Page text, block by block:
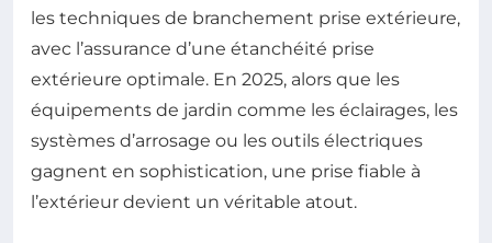
les techniques de branchement prise extérieure,
avec l’assurance d’une étanchéité prise
extérieure optimale. En 2025, alors que les
équipements de jardin comme les éclairages, les
systèmes d’arrosage ou les outils électriques
gagnent en sophistication, une prise fiable à
l’extérieur devient un véritable atout.